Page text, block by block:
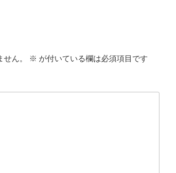
ん。 ※ が付いている欄は必須項目です